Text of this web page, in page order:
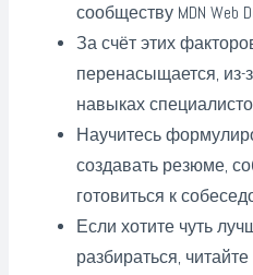
сообществу MDN Web
За счёт этих
перенасыщается, из-
навыках
Научитесь
создавать резюме,
готовиться к
Если хотите чуть
разбираться,